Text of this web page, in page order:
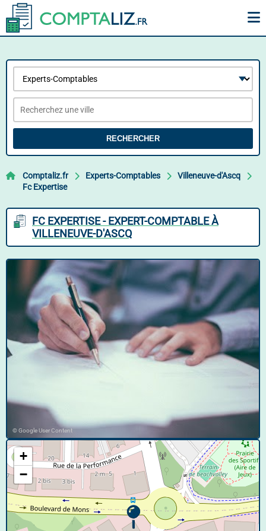
RECHERCHER
Comptaliz.fr Experts-Comptables
Villeneuve-d'Ascq
Fc Expertise
FC EXPERTISE - EXPERT-COMPTABLE À
VILLENEUVE-D'ASCQ
© Google User Content
+
−